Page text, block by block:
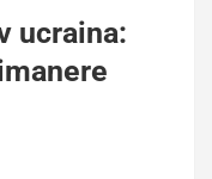
ucraina: